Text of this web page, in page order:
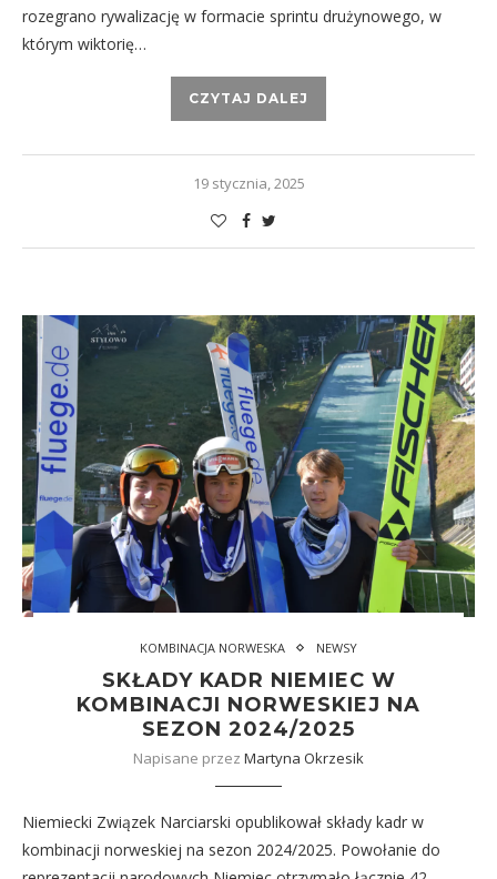
rozegrano rywalizację w formacie sprintu drużynowego, w
którym wiktorię…
CZYTAJ DALEJ
19 stycznia, 2025
KOMBINACJA NORWESKA NEWSY
SKŁADY KADR NIEMIEC W
KOMBINACJI NORWESKIEJ NA
SEZON 2024/2025
Napisane przez Martyna Okrzesik
Niemiecki Związek Narciarski opublikował składy kadr w
kombinacji norweskiej na sezon 2024/2025. Powołanie do